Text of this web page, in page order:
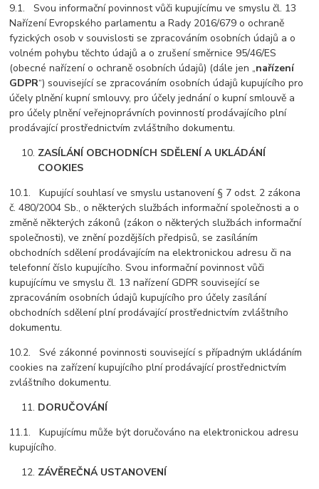
9.1. Svou informační povinnost vůči kupujícímu ve smyslu čl. 13
Nařízení Evropského parlamentu a Rady 2016/679 o ochraně
fyzických osob v souvislosti se zpracováním osobních údajů a o
volném pohybu těchto údajů a o zrušení směrnice 95/46/ES
(obecné nařízení o ochraně osobních údajů) (dále jen „nařízení
GDPR“) související se zpracováním osobních údajů kupujícího pro
účely plnění kupní smlouvy, pro účely jednání o kupní smlouvě a
pro účely plnění veřejnoprávních povinností prodávajícího plní
prodávající prostřednictvím zvláštního dokumentu.
ZASÍLÁNÍ OBCHODNÍCH SDĚLENÍ A UKLÁDÁNÍ
COOKIES
10.1. Kupující souhlasí ve smyslu ustanovení § 7 odst. 2 zákona
č. 480/2004 Sb., o některých službách informační společnosti a o
změně některých zákonů (zákon o některých službách informační
společnosti), ve znění pozdějších předpisů, se zasíláním
obchodních sdělení prodávajícím na elektronickou adresu či na
telefonní číslo kupujícího. Svou informační povinnost vůči
kupujícímu ve smyslu čl. 13 nařízení GDPR související se
zpracováním osobních údajů kupujícího pro účely zasílání
obchodních sdělení plní prodávající prostřednictvím zvláštního
dokumentu.
10.2. Své zákonné povinnosti související s případným ukládáním
cookies na zařízení kupujícího plní prodávající prostřednictvím
zvláštního dokumentu.
DORUČOVÁNÍ
11.1. Kupujícímu může být doručováno na elektronickou adresu
kupujícího.
ZÁVĚREČNÁ USTANOVENÍ